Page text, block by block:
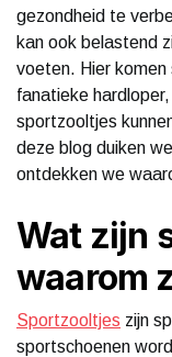
gezondheid te
kan ook belastend
voeten. Hier
fanatieke
sportzooltjes
deze blog duiken
ontdekken we
Wat zijn
waarom
Sportzooltjes zijn
sportschoenen